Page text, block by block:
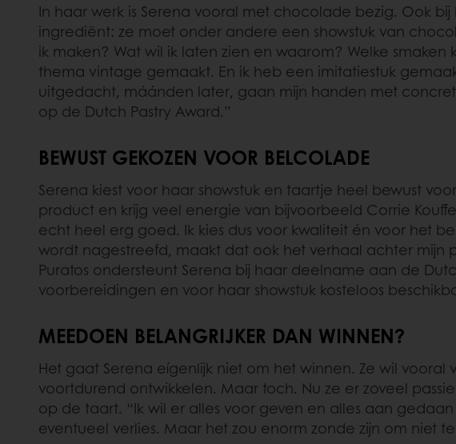
In haar werk is Serena vooral met chocolade bezig. Ook
ingrediënt: ze moet onder andere een showstuk van
ik maken? Wat wil ik laten zien en waarom? Welke
thema vintage gemaakt. En ik heb een imitatiestuk
uitgedacht, máánden later, gaan mijn handen met
op de Dutch Pastry Award.”
BEWUST GEKOZEN VOOR BELCOLADE
Serena kiest voor haar showstuk en taartje heel bewust
product en krijg veel energie van bijvoorbeeld Corrie
echt heel erg goed. Ik kies dus voor kwaliteit én voor het
wordt nagestreefd, maakt dat ook het verhaal achter mijn
Puratos ondersteunt Serena bij haar deelname aan de
voorbereidingen en voor haar showstuk kosteloos
MEEDOEN BELANGRIJKER DAN WINNEN?
Het gaat Serena eígenlijk niet om het winnen. Ze wil
voortdurend ontwikkelen. Maar toch. Nu ze er zoveel
op de taart. “Ik wil er alles voor geven en alles aan
eventueel verlies. Maar het zou enorm zonde zijn om niet